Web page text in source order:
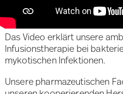
Das Video erklärt unsere
Infusionstherapie bei
mykotischen Infektionen.
Unsere pharmazeutischen